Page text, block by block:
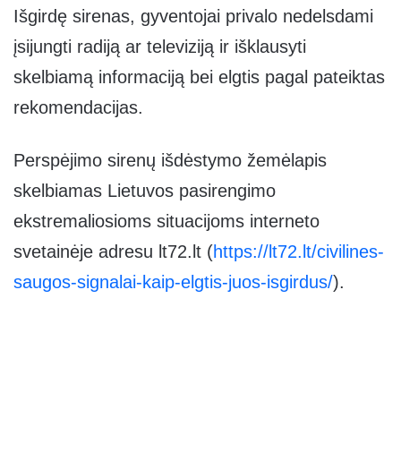
Išgirdę sirenas, gyventojai privalo nedelsdami
įsijungti radiją ar televiziją ir išklausyti
skelbiamą informaciją bei elgtis pagal pateiktas
rekomendacijas.
Perspėjimo sirenų išdėstymo žemėlapis
skelbiamas Lietuvos pasirengimo
ekstremaliosioms situacijoms interneto
svetainėje adresu lt72.lt (https://lt72.lt/civilines-
saugos-signalai-kaip-elgtis-juos-isgirdus/).